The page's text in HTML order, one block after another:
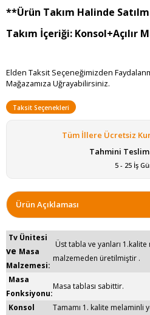
**Ürün Takım Halinde
Takım İçeriği: Konsol+Açılır
Elden Taksit Seçeneğimizden
Mağazamıza Uğrayabilirsiniz.
Taksit Seçenekleri
Tüm İllere Ücretsiz
Tahmini
5 - 25 İş
Ürün Açıklaması
Tv Ünitesi
ve Masa
Malzemesi:
Üst tabla ve yanları
malzemeden üretilmiştir .
Masa
Fonksiyonu:
Masa tablası sabittir.
Konsol
Tamamı 1. kalite melaminli